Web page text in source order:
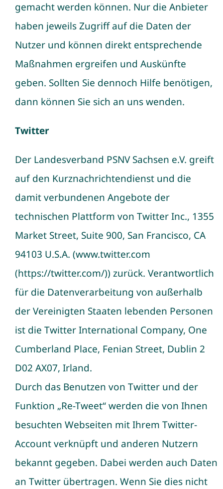
gemacht werden können. Nur die Anbieter
haben jeweils Zugriff auf die Daten der
Nutzer und können direkt entsprechende
Maßnahmen ergreifen und Auskünfte
geben. Sollten Sie dennoch Hilfe benötigen,
dann können Sie sich an uns wenden.
Twitter
Der Landesverband PSNV Sachsen e.V. greift
auf den Kurznachrichtendienst und die
damit verbundenen Angebote der
technischen Plattform von Twitter Inc., 1355
Market Street, Suite 900, San Francisco, CA
94103 U.S.A. (www.twitter.com
(https://twitter.com/)) zurück. Verantwortlich
für die Datenverarbeitung von außerhalb
der Vereinigten Staaten lebenden Personen
ist die Twitter International Company, One
Cumberland Place, Fenian Street, Dublin 2
D02 AX07, Irland.
Durch das Benutzen von Twitter und der
Funktion „Re-Tweet“ werden die von Ihnen
besuchten Webseiten mit Ihrem Twitter-
Account verknüpft und anderen Nutzern
bekannt gegeben. Dabei werden auch Daten
an Twitter übertragen. Wenn Sie dies nicht